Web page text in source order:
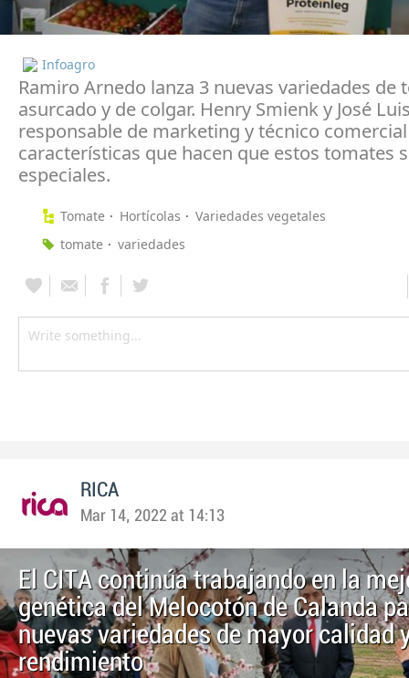
Infoagro
Ramiro Arnedo lanza 3 nuevas variedades de
asurcado y de colgar. Henry Smienk y José
responsable de marketing y técnico
características que hacen que estos tomates
especiales.
Tomate Hortícolas
Variedades vegetales
tomate
variedades
RICA
Mar 14, 2022 at 14:13
El CITA continúa trabajando en la
genética del Melocotón de Calanda
nuevas variedades de mayor calidad
rendimiento